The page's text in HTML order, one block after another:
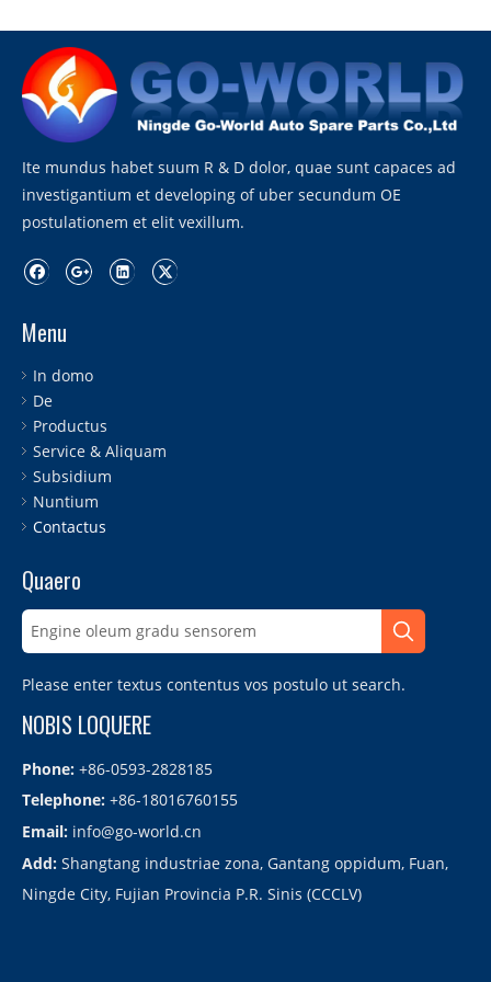
Ite mundus habet suum R & D dolor, quae sunt capaces ad
investigantium et developing of uber secundum OE
postulationem et elit vexillum.
Menu
In domo
De
Productus
Service & Aliquam
Subsidium
Nuntium
Contactus
Quaero
Please enter textus contentus vos postulo ut search.
NOBIS LOQUERE
Phone: +86-0593-2828185
Telephone: +86-18016760155
Email: info@go-world.cn
Add: Shangtang industriae zona, Gantang oppidum, Fuan,
Ningde City, Fujian Provincia P.R. Sinis (CCCLV)